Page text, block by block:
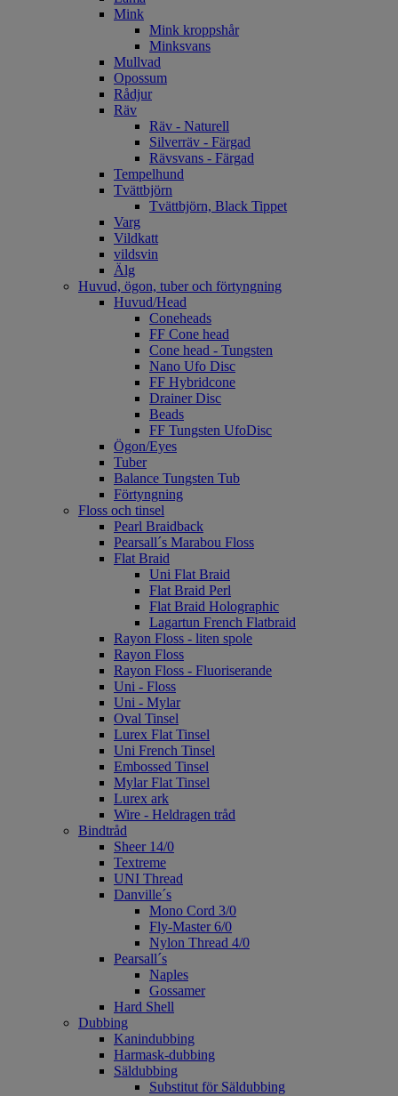
Mink
Mink kroppshår
Minksvans
Mullvad
Opossum
Rådjur
Räv
Räv - Naturell
Silverräv - Färgad
Rävsvans - Färgad
Tempelhund
Tvättbjörn
Tvättbjörn, Black Tippet
Varg
Vildkatt
vildsvin
Älg
Huvud, ögon, tuber och förtyngning
Huvud/Head
Coneheads
FF Cone head
Cone head - Tungsten
Nano Ufo Disc
FF Hybridcone
Drainer Disc
Beads
FF Tungsten UfoDisc
Ögon/Eyes
Tuber
Balance Tungsten Tub
Förtyngning
Floss och tinsel
Pearl Braidback
Pearsall´s Marabou Floss
Flat Braid
Uni Flat Braid
Flat Braid Perl
Flat Braid Holographic
Lagartun French Flatbraid
Rayon Floss - liten spole
Rayon Floss
Rayon Floss - Fluoriserande
Uni - Floss
Uni - Mylar
Oval Tinsel
Lurex Flat Tinsel
Uni French Tinsel
Embossed Tinsel
Mylar Flat Tinsel
Lurex ark
Wire - Heldragen tråd
Bindtråd
Sheer 14/0
Textreme
UNI Thread
Danville´s
Mono Cord 3/0
Fly-Master 6/0
Nylon Thread 4/0
Pearsall´s
Naples
Gossamer
Hard Shell
Dubbing
Kanindubbing
Harmask-dubbing
Säldubbing
Substitut för Säldubbing